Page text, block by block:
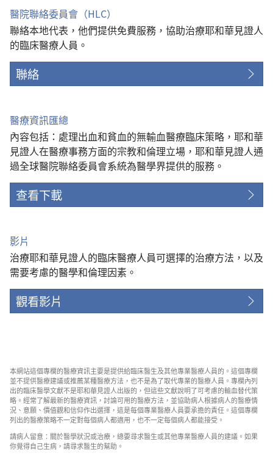
醫院聯絡委員會（HLC）
聯絡本地代表，他們提供免費服務，協助治療耶和華見證人
的臨床醫療人員。
聯絡
醫療資訊匯總
內容包括：處理出血和貧血的無輸血醫療臨床策略，耶和華
見證人在醫療事務方面的宗教和倫理立場，耶和華見證人通
過全球醫院聯絡委員會系統為醫學界提供的服務。
查看下載
影片
治療耶和華見證人的臨床醫療人員可選擇的治療方法，以及
需要考慮的醫學和倫理因素。
觀看影片
本網站這個專欄的醫療資訊主要是提供給臨床醫生及其他專業醫療人員的。這個專欄
並不提供醫療建議或推薦某種醫療方法，也不是為了取代專業的醫療人員。專欄內列
出的臨床醫學文獻不是耶和華見證人出版的，但這些文獻說明了可考慮的輸血替代策
略。經常了解最新的醫療資訊，討論可用的醫療方法，並協助病人根據病人的醫療情
況、意願、價值觀和信仰作出選擇，這是每個專業醫療人員要承擔的責任。這個專欄
列出的醫療策略不一定對每個病人都適用，也不一定每個病人都能接受。
請病人留意：關於醫學狀況或治療，總要尋求醫生或其他專業醫療人員的建議。如果
你覺得自己生病，請尋求醫生的幫助。